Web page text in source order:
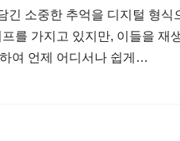
긴 소중한 추억을 디지털 형식
를 가지고 있지만, 이들을 재
여 언제 어디서나 쉽게…